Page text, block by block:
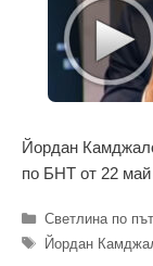
Йордан
по БНТ от 22 май
Категории
Светлина по
Етикети
Йордан